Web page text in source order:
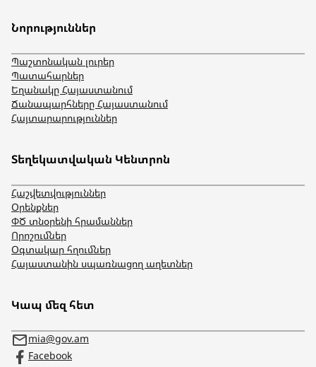
Նորություններ
Պաշտոնական լուրեր
Պատահարներ
Եղանակը Հայաստանում
Ճանապարհները Հայաստանում
Հայտարարություններ
Տեղեկատվական Կենտրոն
Հաշվետվություններ
Օրենքներ
ՓԾ տնօրենի հրամաններ
Որոշումներ
Օգտակար հղումներ
Հայաստանին սպառնացող աղետներ
Կապ մեզ հետ
mia@gov.am
Facebook